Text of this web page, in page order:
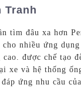
Tranh
tìm đâu xa hơn
nhiều ứng
được chế tạo
và hệ thống
ứng nhu cầu